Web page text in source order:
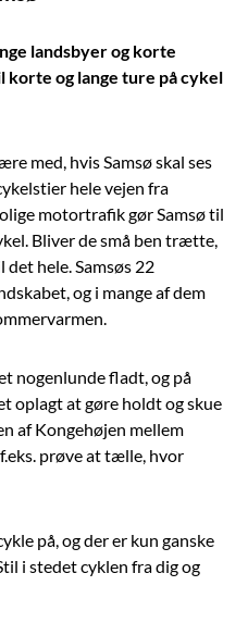
landsbyer og korte
korte og lange ture på cykel
med, hvis Samsø skal ses
hele vejen fra
motortrafik gør Samsø til
Bliver de små ben trætte,
hele. Samsøs 22
og i mange af dem
nogenlunde fladt, og på
oplagt at gøre holdt og skue
af Kongehøjen mellem
prøve at tælle, hvor
på, og der er kun ganske
i stedet cyklen fra dig og